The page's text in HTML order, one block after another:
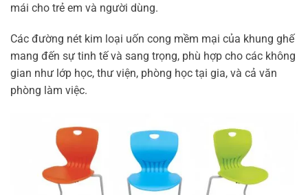
mái cho trẻ em và người dùng.
Các đường nét kim loại uốn cong mềm mại của khung ghế
mang đến sự tinh tế và sang trọng, phù hợp cho các không
gian như lớp học, thư viện, phòng học tại gia, và cả văn
phòng làm việc.